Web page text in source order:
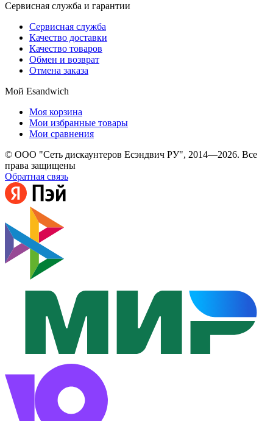
Сервисная служба и гарантии
Сервисная служба
Качество доставки
Качество товаров
Обмен и возврат
Отмена заказа
Мой Esandwich
Моя корзина
Мои избранные товары
Мои сравнения
© ООО "Сеть дискаунтеров Есэндвич РУ", 2014—2026. Все
права защищены
Обратная связь